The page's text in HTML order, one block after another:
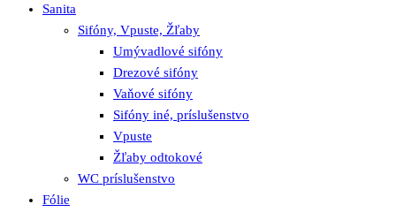
Sanita
Sifóny, Vpuste, Žľaby
Umývadlové sifóny
Drezové sifóny
Vaňové sifóny
Sifóny iné, príslušenstvo
Vpuste
Žľaby odtokové
WC príslušenstvo
Fólie